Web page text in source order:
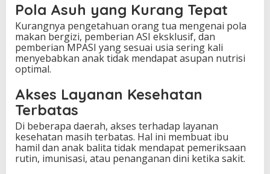
Pola Asuh yang Kurang Tepat
Kurangnya pengetahuan orang tua mengenai pola
makan bergizi, pemberian ASI eksklusif, dan
pemberian MPASI yang sesuai usia sering kali
menyebabkan anak tidak mendapat asupan nutrisi
optimal.
Akses Layanan Kesehatan
Terbatas
Di beberapa daerah, akses terhadap layanan
kesehatan masih terbatas. Hal ini membuat ibu
hamil dan anak balita tidak mendapat pemeriksaan
rutin, imunisasi, atau penanganan dini ketika sakit.